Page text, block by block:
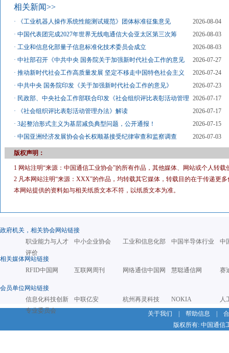
相关新闻>>
· 《工业机器人操作系统性能测试规范》团体标准征集意见
2026-08-04
·中国代表团完成2027年世界无线电通信大会亚太区第三次筹
2026-08-03
·工业和信息化部量子信息标准化技术委员会成立
2026-08-03
·中社部召开《中共中央 国务院关于加强新时代社会工作的意见
2026-07-27
·推动新时代社会工作高质量发展 坚定不移走中国特色社会主义
2026-07-24
·中共中央 国务院印发《关于加强新时代社会工作的意见》
2026-07-23
· 民政部、中央社会工作部联合印发《社会组织评比表彰活动管理
2026-07-17
·
《社会组织评比表彰活动管理办法》解读
2026-07-17
·3起整治形式主义为基层减负典型问题，公开通报！
2026-07-15
·中国亚洲经济发展协会会长权顺基接受纪律审查和监察调查 2026-07-03
版权声明：
1 网站注明“来源：中国通信工业协会”的所有作品，其他媒体、网站或个人转
2 凡本网站注明“来源：XXX”的作品，均转载其它媒体，转载目的在于传递更
本网站提供的资料如与相关纸质文本不符，以纸质文本为准。
政府机关，相关协会网站链接
职业能力与人才
评价
中小企业协会 工业和信息化部 中国半导体行业 中
相关媒体网站链接
RFID中国网
互联网周刊 网络通信中国网 慧聪通信网 赛
会员单位网站链接
信息化科技创新
专业委员会
中联亿安 杭州再灵科技 NOKIA
人
关于我们
帮助信息
版权所有: 中国通信